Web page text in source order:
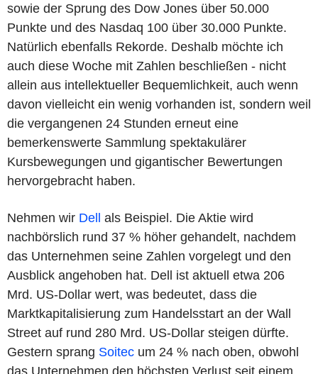
sowie der Sprung des Dow Jones über 50.000
Punkte und des Nasdaq 100 über 30.000 Punkte.
Natürlich ebenfalls Rekorde. Deshalb möchte ich
auch diese Woche mit Zahlen beschließen - nicht
allein aus intellektueller Bequemlichkeit, auch wenn
davon vielleicht ein wenig vorhanden ist, sondern weil
die vergangenen 24 Stunden erneut eine
bemerkenswerte Sammlung spektakulärer
Kursbewegungen und gigantischer Bewertungen
hervorgebracht haben.
Nehmen wir Dell als Beispiel. Die Aktie wird
nachbörslich rund 37 % höher gehandelt, nachdem
das Unternehmen seine Zahlen vorgelegt und den
Ausblick angehoben hat. Dell ist aktuell etwa 206
Mrd. US-Dollar wert, was bedeutet, dass die
Marktkapitalisierung zum Handelsstart an der Wall
Street auf rund 280 Mrd. US-Dollar steigen dürfte.
Gestern sprang Soitec um 24 % nach oben, obwohl
das Unternehmen den höchsten Verlust seit einem